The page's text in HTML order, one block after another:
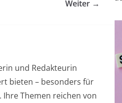
Weiter →
und Redakteurin
bieten – besonders für
Themen reichen von